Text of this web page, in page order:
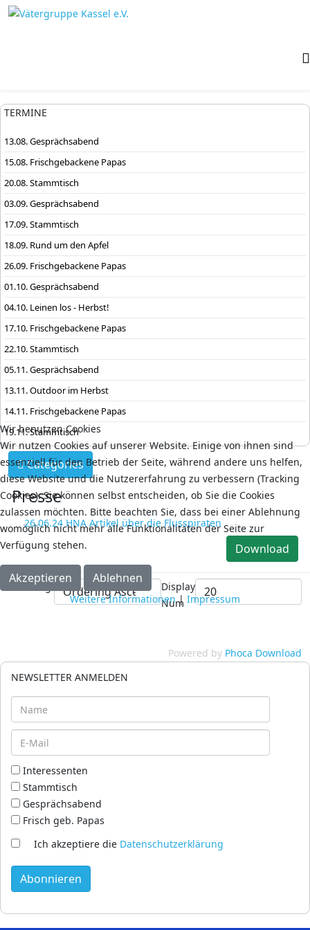
TERMINE
13.08. Gesprächsabend
15.08. Frischgebackene Papas
20.08. Stammtisch
03.09. Gesprächsabend
17.09. Stammtisch
18.09. Rund um den Apfel
26.09. Frischgebackene Papas
01.10. Gesprächsabend
04.10. Leinen los - Herbst!
17.10. Frischgebackene Papas
22.10. Stammtisch
05.11. Gesprächsabend
13.11. Outdoor im Herbst
14.11. Frischgebackene Papas
19.11. Stammtisch
Categories
Presse
26.06.24 HNA Artikel über die Flusspiraten
Download
Ordering
Display
Num
Powered by Phoca Download
NEWSLETTER ANMELDEN
Interessenten
Stammtisch
Gesprächsabend
Frisch geb. Papas
Ich akzeptiere die Datenschutzerklärung
Abonnieren
Wir benutzen Cookies
Wir nutzen Cookies auf unserer Website. Einige von ihnen sind
essenziell für den Betrieb der Seite, während andere uns helfen,
diese Website und die Nutzererfahrung zu verbessern (Tracking
Cookies). Sie können selbst entscheiden, ob Sie die Cookies
zulassen möchten. Bitte beachten Sie, dass bei einer Ablehnung
womöglich nicht mehr alle Funktionalitäten der Seite zur
Verfügung stehen.
Akzeptieren Ablehnen
Weitere Informationen| Impressum